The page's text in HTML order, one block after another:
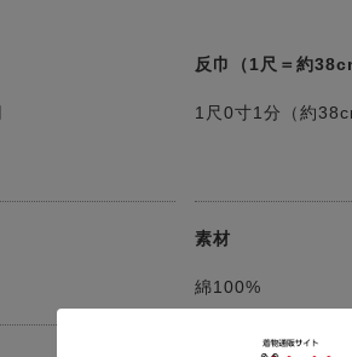
反巾（1尺＝約
1尺0寸1分（約
素材
綿100%